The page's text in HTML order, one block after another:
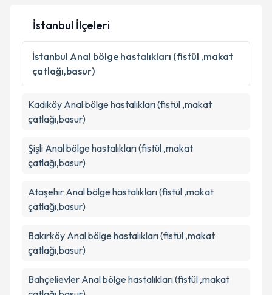
Kişisel verilerimin işlenmesine ilişkinAydınlatma
Metni'ni okudum ve kişisel verilerimin belirtilen
kapsamda işlenmesini kabul ediyorum.
Takvim Talebini Gönder
İstanbul İlçeleri
İstanbul Anal bölge hastalıkları (fistül ,makat
çatlağı,basur)
Kadıköy Anal bölge hastalıkları (fistül ,makat
çatlağı,basur)
Şişli Anal bölge hastalıkları (fistül ,makat
çatlağı,basur)
Ataşehir Anal bölge hastalıkları (fistül ,makat
çatlağı,basur)
Bakırköy Anal bölge hastalıkları (fistül ,makat
çatlağı,basur)
Bahçelievler Anal bölge hastalıkları (fistül ,makat